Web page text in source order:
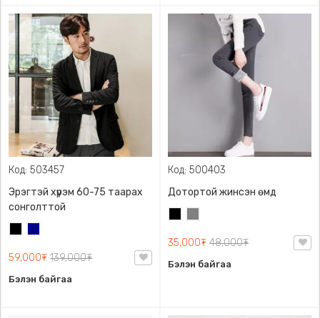
Код: 503457
Эрэгтэй хүрэм 60-75 таарах
сонголттой
59,000₮ 139,000₮
Бэлэн байгаа
Код: 500403
Дотортой жинсэн өмд
35,000₮ 48,000₮
Бэлэн байгаа